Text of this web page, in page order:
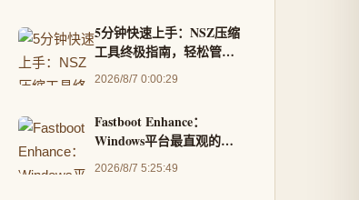
5分钟快速上手：NSZ压缩
工具终极指南，轻松管理
Switch游戏文件
2026/8/7 0:00:29
Fastboot Enhance：
Windows平台最直观的
Android刷机工具箱，告
2026/8/7 5:25:49